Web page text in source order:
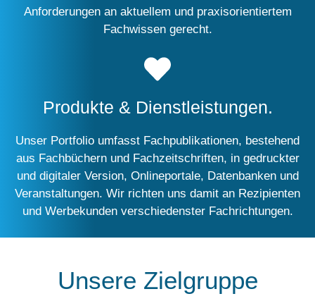
Anforderungen an aktuellem und praxisorientiertem
Fachwissen gerecht.
Produkte & Dienstleistungen.
Unser Portfolio umfasst Fachpublikationen, bestehend
aus Fachbüchern und Fachzeitschriften, in gedruckter
und digitaler Version, Onlineportale, Datenbanken und
Veranstaltungen. Wir richten uns damit an Rezipienten
und Werbekunden verschiedenster Fachrichtungen.
Unsere Zielgruppe